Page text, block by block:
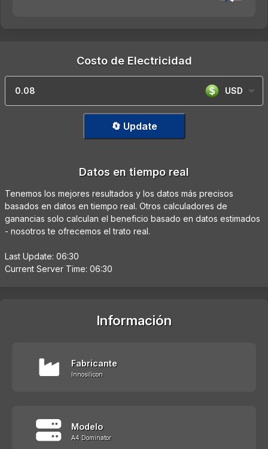
Costo de Electricidad
USD
🔄 Update
Datos en tiempo real
Tenemos los mejores resultados y los datos más precisos
basados en datos en tiempo real. Otros calculadores de
ganancias solo calculan el beneficio basado en datos estimados
- nosotros te ofrecemos el trato real.
Last Update: 06:30
Current Server Time: 06:30
Información
Fabricante
Innosilicon
Modelo
A4 Dominator